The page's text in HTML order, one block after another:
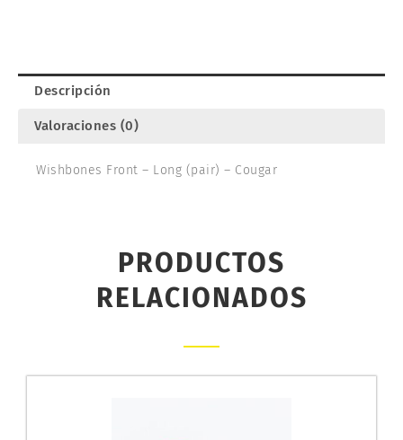
Descripción
Valoraciones (0)
Wishbones Front – Long (pair) – Cougar
PRODUCTOS
RELACIONADOS